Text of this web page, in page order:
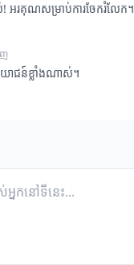
អរគុណសម្រាប់ការចែករំលែក។
យោជន៍ខ្លាំងណាស់។